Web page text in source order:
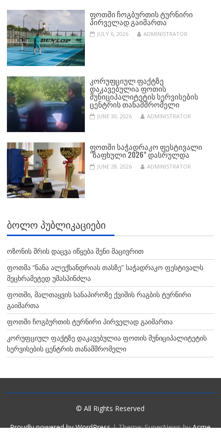
ᲤᲝᲗᲨᲘ ᲩᲝᲒᲑᲣᲠᲗᲘᲡ ᲢᲣᲠᲜᲘᲠᲘ
ᲞᲘᲠᲕᲔᲚᲐᲓ ᲒᲐᲘᲛᲐᲠᲗᲐ
JULY 6, 2026 ADMINISTRATOR
ᲙᲝᲠᲣᲤᲪᲘᲣᲚ ᲤᲐᲥᲢᲖᲔ
ᲓᲐᲙᲐᲕᲔᲑᲣᲚᲘᲐ ᲤᲝᲗᲘᲡ
ᲛᲣᲜᲘᲪᲘᲞᲐᲚᲘᲢᲔᲢᲘᲡ ᲡᲔᲠᲕᲘᲡᲔᲑᲘᲡ
ᲪᲔᲜᲢᲠᲘᲡ ᲗᲐᲜᲐᲛᲨᲠᲝᲛᲔᲚᲘ
JUNE 30, 2026 ADMINISTRATOR
ᲤᲝᲗᲨᲘ ᲡᲐᲭᲐᲓᲠᲐᲙᲝ ᲤᲔᲡᲢᲘᲕᲐᲚᲘ
“ᲖᲐᲤᲮᲣᲚᲘ 2026” ᲓᲐᲡᲠᲣᲚᲓᲐ
JUNE 28, 2026 ADMINISTRATOR
ᲑᲝᲚᲝ ᲞᲣᲑᲚᲘᲙᲐᲪᲘᲔᲑᲘ
ოზონის შრის დაცვა იწყება შენი მაცივრით
ფოთმა “ნანა ალექსანდრიას თასზე” საჭადრაკო ფესტივალს
მეცხრამეტედ უმასპინძლა
ფოთში, მალთაყვის სანაპიროზე ქვიშის რაგბის ტურნირი
გაიმართა
ფოთში ჩოგბურთის ტურნირი პირველად გაიმართა
კორუფციულ ფაქტზე დაკავებულია ფოთის მუნიციპალიტეტის
სერვისების ცენტრის თანამშრომელი
© All Rights Reserved
Proudly powered by WordPress |Theme: SuperNews byAcme